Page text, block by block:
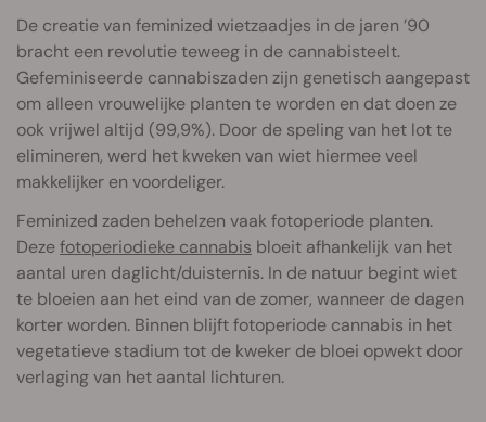
De creatie van feminized wietzaadjes in de jaren ’90
bracht een revolutie teweeg in de cannabisteelt.
Gefeminiseerde cannabiszaden zijn genetisch aangepast
om alleen vrouwelijke planten te worden en dat doen ze
ook vrijwel altijd (99,9%). Door de speling van het lot te
elimineren, werd het kweken van wiet hiermee veel
makkelijker en voordeliger.
Feminized zaden behelzen vaak fotoperiode planten.
Dezefotoperiodieke cannabis bloeit afhankelijk van het
aantal uren daglicht/duisternis. In de natuur begint wiet
te bloeien aan het eind van de zomer, wanneer de dagen
korter worden. Binnen blijft fotoperiode cannabis in het
vegetatieve stadium tot de kweker de bloei opwekt door
verlaging van het aantal lichturen.